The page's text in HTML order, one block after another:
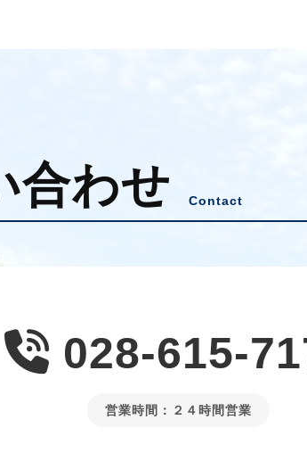
合わせ Contact
028-615-
営業時間：２４時間営業